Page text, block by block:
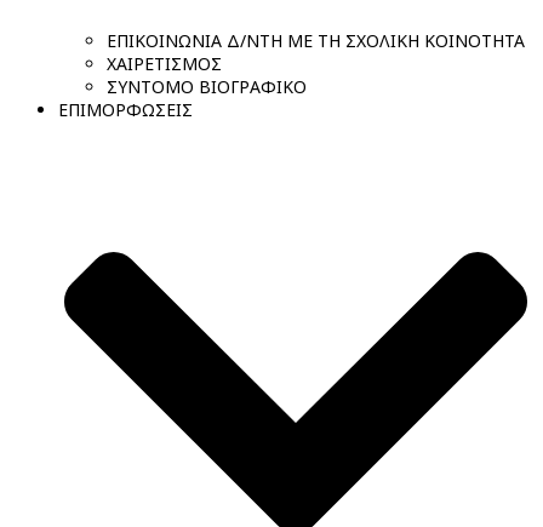
ΕΠΙΚΟΙΝΩΝΙΑ Δ/ΝΤΗ ΜΕ ΤΗ ΣΧΟΛΙΚΗ ΚΟΙΝΟΤΗΤΑ
ΧΑΙΡΕΤΙΣΜΟΣ
ΣΥΝΤΟΜΟ ΒΙΟΓΡΑΦΙΚΟ
ΕΠΙΜΟΡΦΩΣΕΙΣ